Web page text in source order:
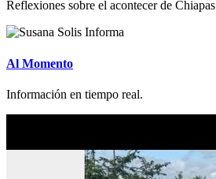
Reflexiones sobre el acontecer de Chiapas
Al Momento
Información en tiempo real.